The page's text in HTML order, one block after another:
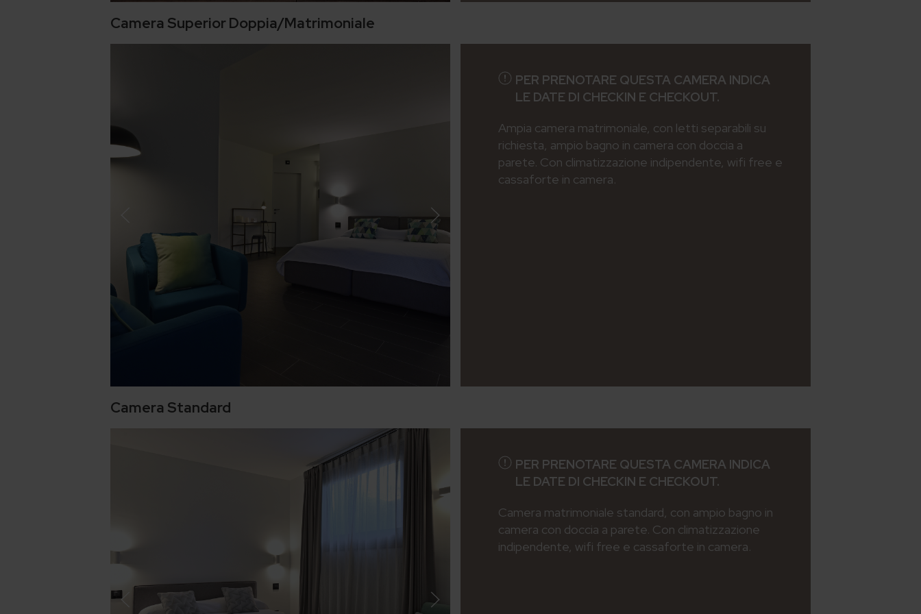
Camera Superior Doppia/Matrimoniale
PER PRENOTARE QUESTA CAMERA INDICA
LE DATE DI CHECKIN E CHECKOUT.
Ampia camera matrimoniale, con letti separabili su
richiesta, ampio bagno in camera con doccia a
parete. Con climatizzazione indipendente, wifi free e
cassaforte in camera.
Camera Standard
PER PRENOTARE QUESTA CAMERA INDICA
LE DATE DI CHECKIN E CHECKOUT.
Camera matrimoniale standard, con ampio bagno in
camera con doccia a parete. Con climatizzazione
indipendente, wifi free e cassaforte in camera.